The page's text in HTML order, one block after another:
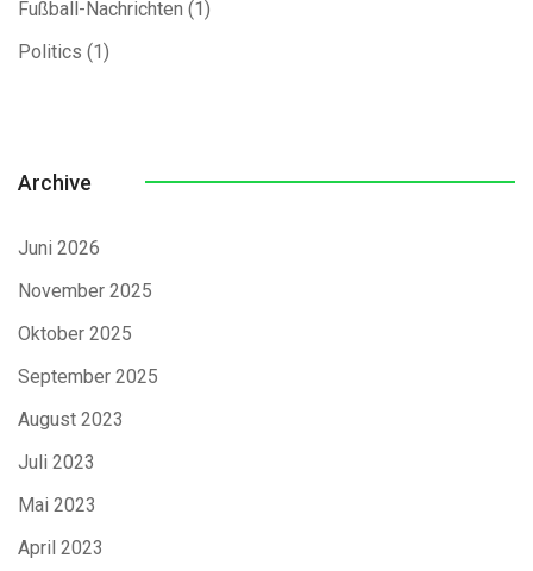
Fußball-Nachrichten (1)
Politics (1)
Archive
Juni 2026
November 2025
Oktober 2025
September 2025
August 2023
Juli 2023
Mai 2023
April 2023